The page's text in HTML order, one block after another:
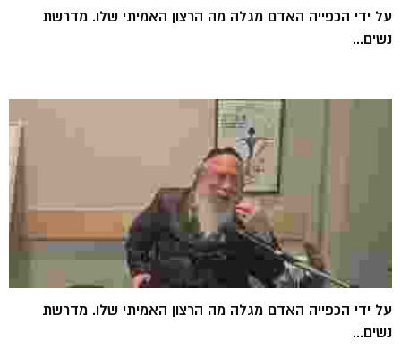
על ידי הכפייה האדם מגלה מה הרצון האמיתי שלו. מדרשת
נשים...
על ידי הכפייה האדם מגלה מה הרצון האמיתי שלו. מדרשת
נשים...